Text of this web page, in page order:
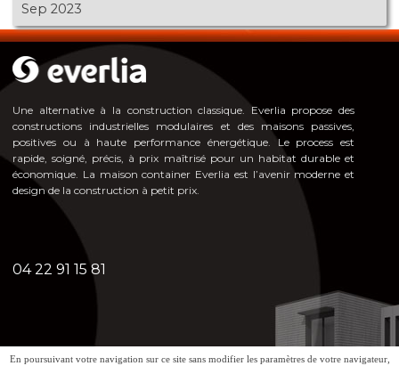
Sep 2023
Une alternative à la construction classique. Everlia propose des
constructions industrielles modulaires et des maisons passives,
positives ou à haute performance énergétique. Le process est
rapide, soigné, précis, à prix maîtrisé pour un habitat durable et
économique. La maison container Everlia est l’avenir moderne et
design de la construction à petit prix.
04 22 91 15 81
En poursuivant votre navigation sur ce site sans modifier les paramètres de votre navigateur,